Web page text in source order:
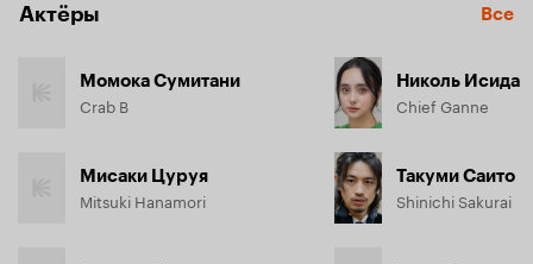
Актёры Все
Момока Сумитани
Crab B
Мисаки Цуруя
Mitsuki Hanamori
Николь Исида
Chief Ganne
Такуми Саито
Shinichi Sakurai